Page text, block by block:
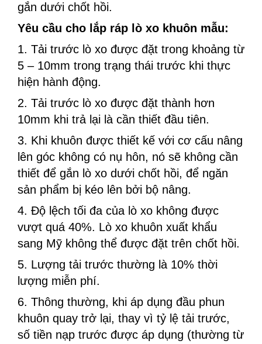
gắn dưới chốt hồi.
Yêu cầu cho lắp ráp lò xo khuôn mẫu:
1. Tải trước lò xo được đặt trong khoảng từ
5 – 10mm trong trạng thái trước khi thực
hiện hành động.
2. Tải trước lò xo được đặt thành hơn
10mm khi trả lại là cần thiết đầu tiên.
3. Khi khuôn được thiết kế với cơ cấu nâng
lên góc không có nụ hôn, nó sẽ không cần
thiết để gắn lò xo dưới chốt hồi, để ngăn
sản phẩm bị kéo lên bởi bộ nâng.
4. Độ lệch tối đa của lò xo không được
vượt quá 40%. Lò xo khuôn xuất khẩu
sang Mỹ không thể được đặt trên chốt hồi.
5. Lượng tải trước thường là 10% thời
lượng miễn phí.
6. Thông thường, khi áp dụng đầu phun
khuôn quay trở lại, thay vì tỷ lệ tải trước,
số tiền nạp trước được áp dụng (thường từ